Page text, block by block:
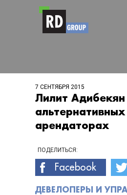
7 СЕНТЯБРЯ 2015
Лилит
альтернативных
арендаторах
ПОДЕЛИТЬСЯ:
Facebook
ДЕВЕЛОПЕРЫ И